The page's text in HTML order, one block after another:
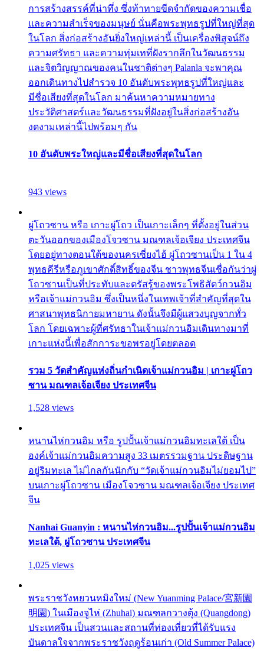
การสร้างสรรค์ที่น่าทึ่ง ซึ่งท้าทายขีดจำกัดของความเชื่อ
และความสำเร็จของมนุษย์ นั่นคือพระพุทธรูปที่ใหญ่ที่สุด
ในโลก สิ่งก่อสร้างอันยิ่งใหญ่เหล่านี้ เป็นเครื่องพิสูจน์ถึง
ความศรัทธา และความทุ่มเทที่ฝังรากลึกในวัฒนธรรม
และจิตวิญญาณของคนในชาติต่างๆ Palanla จะพาคุณ
ออกเดินทางไปสำรวจ 10 อันดับพระพุทธรูปที่ใหญ่และ
มีชื่อเสียงที่สุดในโลก มาค้นหาความหมายทาง
ประวัติศาสตร์และวัฒนธรรมที่ฝังอยู่ในสิ่งก่อสร้างอัน
งดงามเหล่านี้ไปพร้อมๆ กัน
10 อันดับพระใหญ่และมีชื่อเสียงที่สุดในโลก
943 views
ผู่โถวซาน หรือ เกาะผู่โถว เป็นเกาะเล็กๆ ที่ตั้งอยู่ในส่วน
ตะวันออกของเมืองโจวซาน มณฑลเจ้อเจียง ประเทศจีน
โดยอยู่ทางตอนใต้ของนครเซี่ยงไฮ้ ผู่โถวซานเป็น 1 ใน 4
พุทธคีรีหรือภูเขาศักดิ์สิทธิ์ของจีน ชาวพุทธจีนเชื่อกันว่าผู่
โถวซานเป็นที่ประทับและตรัสรู้ของพระโพธิสัตว์กวนอิม
หรือเจ้าแม่กวนอิม ซึ่งเป็นหนึ่งในเทพเจ้าที่สำคัญที่สุดใน
ศาสนาพุทธนิกายมหายาน ดังนั้นจึงมีผู้แสวงบุญจากทั่ว
โลก โดยเฉพาะผู้ที่ศรัทธาในเจ้าแม่กวนอิมเดินทางมาที่
เกาะแห่งนี้เพื่อสักการะขอพรอยู่โดยตลอด
รวม 5 วัดสำคัญแห่งถิ่นกำเนิดเจ้าแม่กวนอิม | เกาะผู่โถว
ซาน มณฑลเจ้อเจียง ประเทศจีน
1,528 views
หนานไห่กวนอิม หรือ รูปปั้นเจ้าแม่กวนอิมทะเลใต้ เป็น
องค์เจ้าแม่กวนอิมความสูง 33 เมตรรวมฐาน ประดิษฐาน
อยู่ริมทะเล ไม่ไกลกันนักกับ “วัดเจ้าแม่กวนอิมไม่ยอมไป”
บนเกาะผู่โถวซาน เมืองโจวซาน มณฑลเจ้อเจียง ประเทศ
จีน
Nanhai Guanyin : หนานไห่กวนอิม...รูปปั้นเจ้าแม่กวนอิม
ทะเลใต้, ผู่โถวซาน ประเทศจีน
1,025 views
พระราชวังหยวนหมิงใหม่ (New Yuanming Palace/宮新園
明園) ในเมืองจูไห่ (Zhuhai) มณฑลกวางตุ้ง (Quangdong)
ประเทศจีน เป็นสวนและสถานที่ท่องเที่ยวที่ได้รับแรง
บันดาลใจจากพระราชวังฤดูร้อนเก่า (Old Summer Palace)